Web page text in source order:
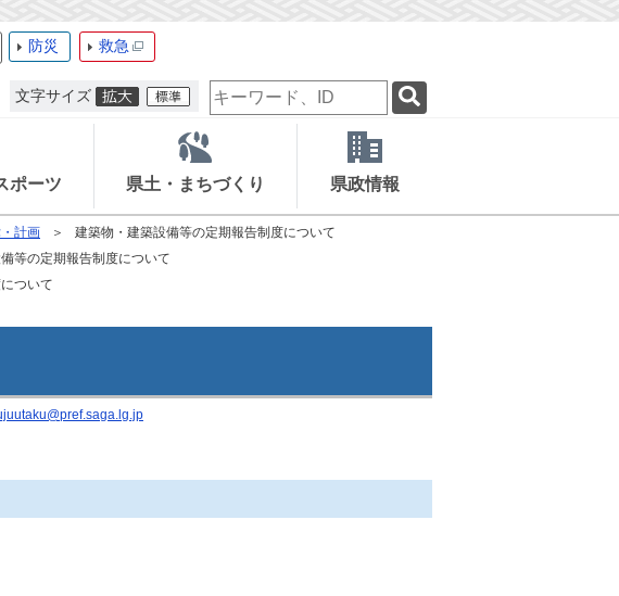
防災 救急
文字サイズ
検
索
ー
ー
ド
ポーツ 県土・まちづくり 県政情報
計画
建築物・建築設備等の定期報告制度について
等の定期報告制度について
ついて